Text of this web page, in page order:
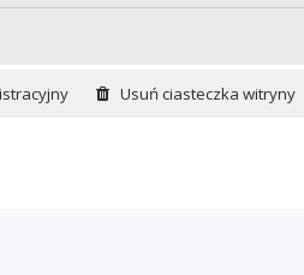
Usuń ciasteczka witryny